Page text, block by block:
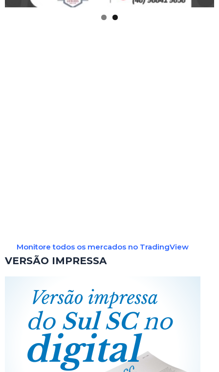
Monitore todos os mercados no TradingView
VERSÃO IMPRESSA